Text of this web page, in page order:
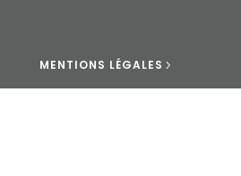
MENTIONS LÉGALES